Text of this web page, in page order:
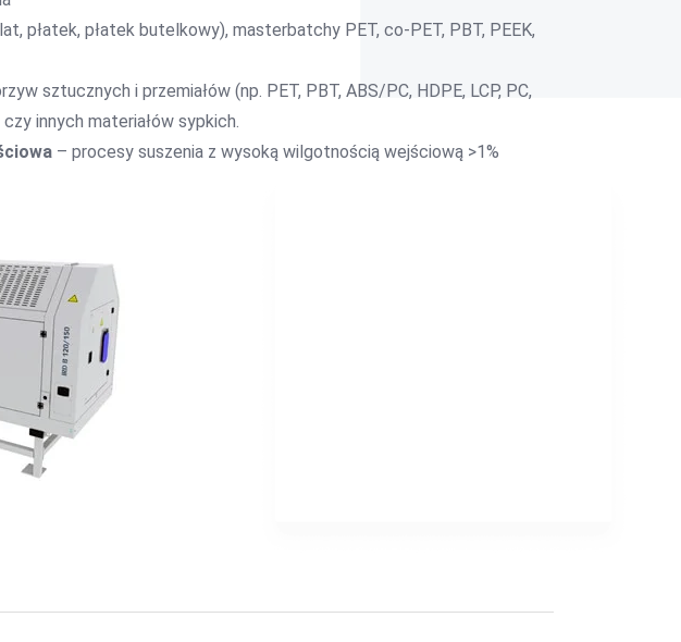
płatek, płatek butelkowy), masterbatchy PET, co-PET, PBT, PEEK,
sztucznych i przemiałów (np. PET, PBT, ABS/PC, HDPE, LCP, PC,
czy innych materiałów sypkich.
– procesy suszenia z wysoką wilgotnością wejściową >1%